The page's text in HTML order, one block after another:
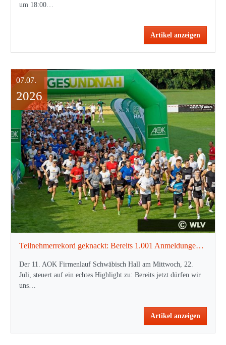
um 18:00…
Artikel anzeigen
Teilnehmerrekord geknackt: Bereits 1.001 Anmeldungen für den 11. AOK Firmenlauf Schwäbisch Hall
Der 11. AOK Firmenlauf Schwäbisch Hall am Mittwoch, 22.
Juli, steuert auf ein echtes Highlight zu: Bereits jetzt dürfen wir
uns…
Artikel anzeigen
07.07.
2026